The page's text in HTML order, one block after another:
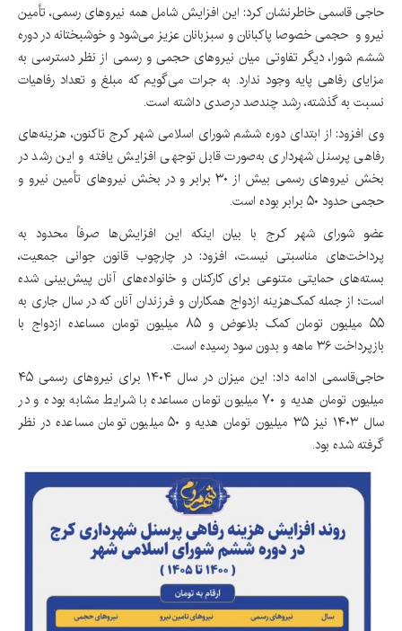
حاجی قاسمی خاطرنشان کرد: این افزایش شامل همه نیروهای رسمی، تأمین
نیرو و حجمی خصوصا پاکبانان و سبزبانان عزیز می‌شود و خوشبختانه در دوره
ششم شورا، دیگر تفاوتی میان نیروهای حجمی و رسمی از نظر دسترسی به
مزایای رفاهی پایه وجود ندارد. به جرات می‌گویم که مبلغ و تعداد رفاهیات
نسبت به گذشته، رشد چندصد درصدی داشته است.
وی افزود: از ابتدای دوره ششم شورای اسلامی شهر کرج تاکنون، هزینه‌های
رفاهی پرسنل شهرداری به‌صورت قابل توجهی افزایش یافته و این رشد در
بخش نیروهای رسمی بیش از ۳۰ برابر و در بخش نیروهای تأمین نیرو و
حجمی حدود ۵۰ برابر بوده است.
عضو شورای شهر کرج با بیان اینکه این افزایش‌ها صرفاً محدود به
پرداخت‌های مناسبتی نیست، افزود: در چارچوب قانون جوانی جمعیت،
بسته‌های حمایتی متنوعی برای کارکنان و خانواده‌های آنان پیش‌بینی شده
است؛ از جمله کمک‌هزینه ازدواج همکاران و فرزندان آنان که در سال جاری به
۵۵ میلیون تومان کمک بلاعوض و ۸۵ میلیون تومان مساعده ازدواج با
بازپرداخت ۳۶ ماهه و بدون سود رسیده است.
حاجی‌قاسمی ادامه داد: این میزان در سال ۱۴۰۴ برای نیروهای رسمی ۴۵
میلیون تومان هدیه و ۷۰ میلیون تومان مساعده با شرایط مشابه بوده و در
سال ۱۴۰۳ نیز ۳۵ میلیون تومان هدیه و ۵۰ میلیون تومان مساعده در نظر
گرفته شده بود.